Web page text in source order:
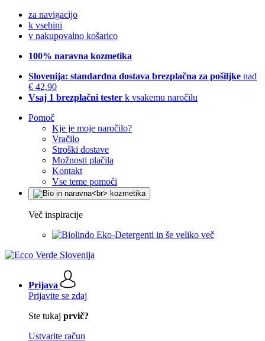
za navigacijo
k vsebini
v nakupovalno košarico
100% naravna kozmetika
Slovenija: standardna dostava brezplačna za pošiljke nad
€ 42,90
Vsaj 1 brezplačni tester k vsakemu naročilu
Pomoč
Kje je moje naročilo?
Vračilo
Stroški dostave
Možnosti plačila
Kontakt
Vse teme pomoči
Več inspiracije
Eko-Detergenti in še veliko več
Prijava
Prijavite se zdaj
Ste tukaj prvič?
Ustvarite račun